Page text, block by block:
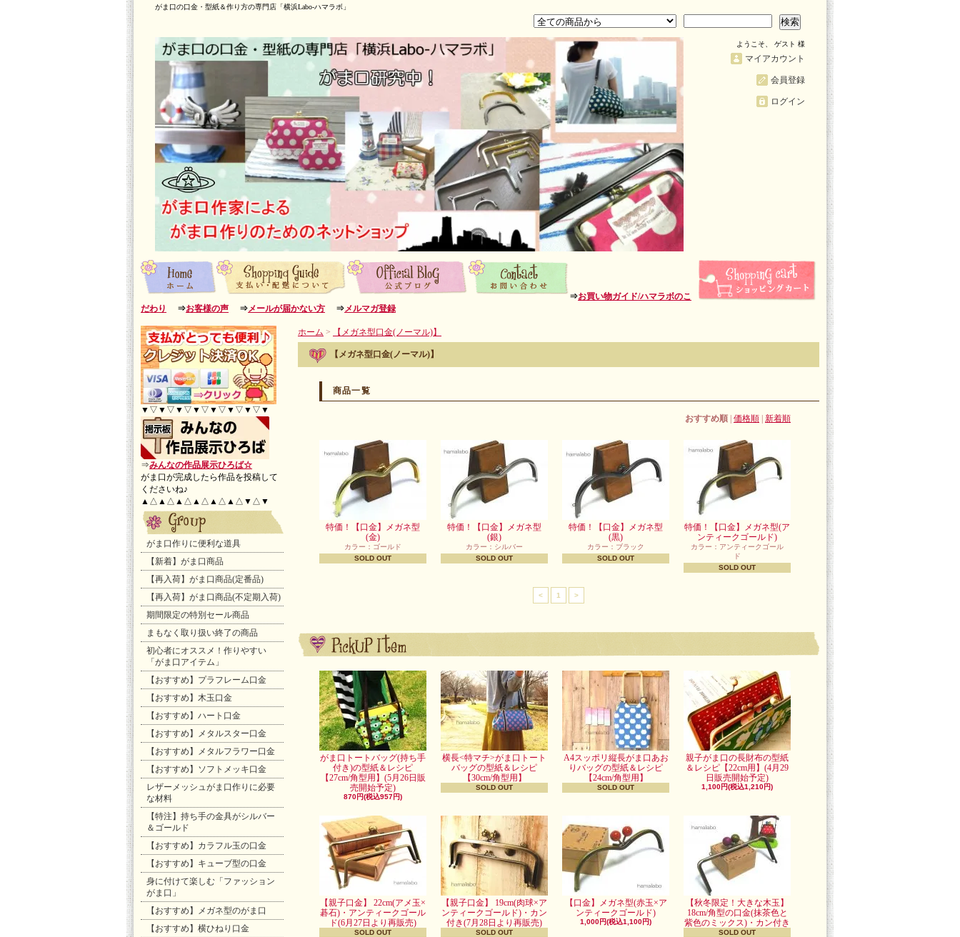
がま口の口金・型紙＆作り方の専門店「横浜Labo-ハマラボ」
検索
ようこそ、 ゲスト 様
マイアカウント
会員登録
ログイン
⇒お買い物ガイド/ハマラボのこ
だわり
⇒お客様の声 ⇒メールが届かない方 ⇒メルマガ登録
▼▽▼▽▼▽▼▽▼▽▼▽▼▽▼
⇒みんなの作品展示ひろば☆
がま口が完成したら作品を投稿して
くださいね♪
▲△▲△▲△▲△▲△▲△▼△▼
がま口作りに便利な道具
【新着】がま口商品
【再入荷】がま口商品(定番品)
【再入荷】がま口商品(不定期入荷)
期間限定の特別セール商品
まもなく取り扱い終了の商品
初心者にオススメ！作りやすい
「がま口アイテム」
【おすすめ】プラフレーム口金
【おすすめ】木玉口金
【おすすめ】ハート口金
【おすすめ】メタルスター口金
【おすすめ】メタルフラワー口金
【おすすめ】ソフトメッキ口金
レザーメッシュがま口作りに必要
な材料
【特注】持ち手の金具がシルバー
＆ゴールド
【おすすめ】カラフル玉の口金
【おすすめ】キューブ型の口金
身に付けて楽しむ「ファッション
がま口」
【おすすめ】メガネ型のがま口
【おすすめ】横ひねり口金
ホーム > 【メガネ型口金(ノーマル)】
【メガネ型口金(ノーマル)】
商品一覧
おすすめ順 価格順 新着順
特価！【口金】メガネ型
(金)
カラー：ゴールド
SOLD OUT
特価！【口金】メガネ型
(銀)
カラー：シルバー
SOLD OUT
特価！【口金】メガネ型
(黒)
カラー：ブラック
SOLD OUT
特価！【口金】メガネ型(ア
ンティークゴールド)
カラー：アンティークゴール
ド
SOLD OUT
< 1 >
がま口トートバッグ(持ち手
付き)の型紙＆レシピ
【27cm/角型用】(5月26日販
売開始予定)
870円(税込957円)
横長<特マチ>がま口トート
バッグの型紙＆レシピ
【30cm/角型用】
SOLD OUT
A4スッポリ縦長がま口あお
りバッグの型紙＆レシピ
【24cm/角型用】
SOLD OUT
親子がま口の長財布の型紙
＆レシピ【22cm用】(4月29
日販売開始予定)
1,100円(税込1,210円)
【親子口金】 22cm(アメ玉×
碁石)・アンティークゴール
ド(6月27日より再販売)
SOLD OUT
【親子口金】 19cm(肉球×ア
ンティークゴールド)・カン
付き(7月28日より再販売)
SOLD OUT
【口金】メガネ型(赤玉×ア
ンティークゴールド)
1,000円(税込1,100円)
【秋冬限定！大きな木玉】
18cm/角型の口金(抹茶色と
紫色のミックス)・カン付き
SOLD OUT